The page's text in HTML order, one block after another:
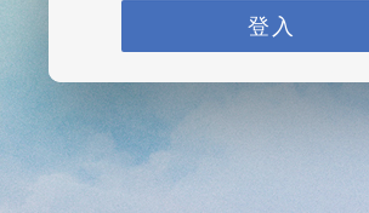
登入